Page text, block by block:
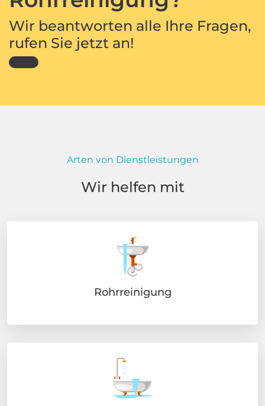
Wir beantworten alle Ihre Fragen,
rufen Sie jetzt an!
Arten von Dienstleistungen
Wir helfen mit
Rohrreinigung